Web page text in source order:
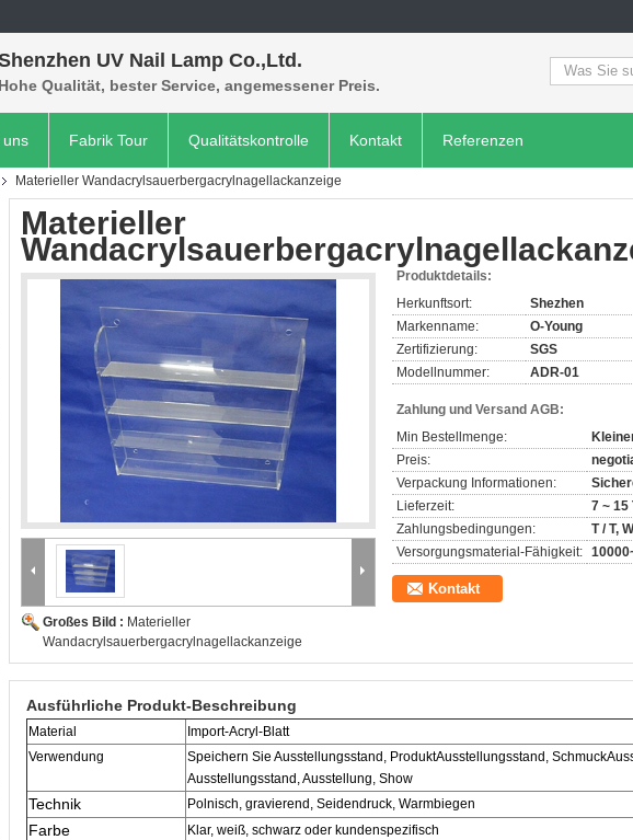
UV Nail Lamp Co.,Ltd.
Hohe Qualität, bester Service, angemessener Preis.
uns Fabrik Tour Qualitätskontrolle Kontakt Referenzen
Materieller Wandacrylsauerbergacrylnagellackanzeige
Materieller
Großes Bild : Materieller
Wandacrylsauerbergacrylnagellackanzeige
Produktdetails:
Herkunftsort:
Shezhen
Markenname:
O-Young
Zertifizierung:
SGS
Modellnummer:
ADR-01
Zahlung und Versand AGB:
Min Bestellmenge:
Preis:
Verpackung Informationen:
Lieferzeit:
7 ~ 15
Zahlungsbedingungen:
T / T,
Versorgungsmaterial-Fähigkeit:
Kontakt
Ausführliche Produkt-Beschreibung
Material
Import-Acryl-Blatt
Verwendung
Speichern Sie Ausstellungsstand, ProduktAusstellungsstand,
Ausstellungsstand, Ausstellung, Show
Technik Polnisch, gravierend, Seidendruck, Warmbiegen
Farbe Klar, weiß, schwarz oder kundenspezifisch